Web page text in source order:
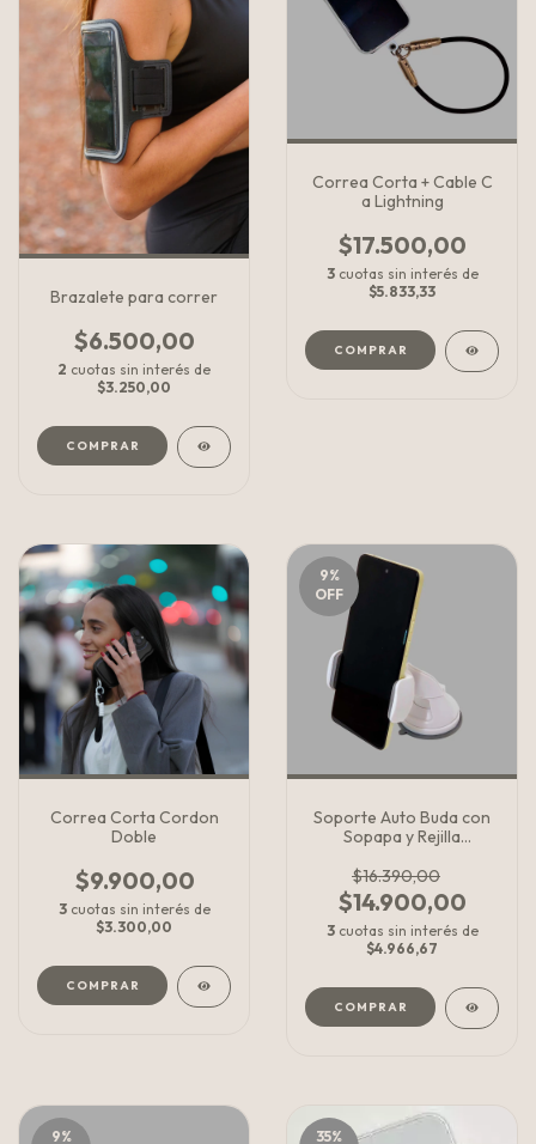
Brazalete para correr
$6.500,00
2 cuotas sin interés de
$3.250,00
COMPRAR
Correa Corta + Cable C
a Lightning
$17.500,00
3 cuotas sin interés de
$5.833,33
Correa Corta Cordon
Doble
$9.900,00
3 cuotas sin interés de
$3.300,00
COMPRAR
9%
OFF
Soporte Auto Buda con
Sopapa y Rejilla
$16.390,00
$14.900,00
3 cuotas sin interés de
$4.966,67
9%
35%